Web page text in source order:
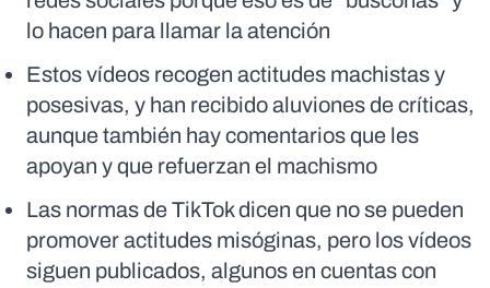
lo hacen para llamar la atención
Estos vídeos recogen actitudes machistas y
posesivas, y han recibido aluviones de críticas,
aunque también hay comentarios que les
apoyan y que refuerzan el machismo
Las normas de TikTok dicen que no se pueden
promover actitudes misóginas, pero los vídeos
siguen publicados, algunos en cuentas con